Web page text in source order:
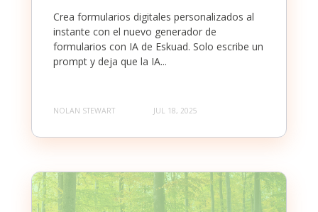
Crea formularios digitales personalizados al
instante con el nuevo generador de
formularios con IA de Eskuad. Solo escribe un
prompt y deja que la IA...
NOLAN STEWART JUL 18, 2025